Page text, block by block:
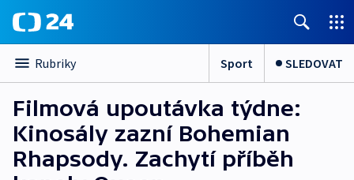
Rubriky Sport SLEDOVAT
Filmová upoutávka týdne:
Kinosály zazní Bohemian
Rhapsody. Zachytí příběh